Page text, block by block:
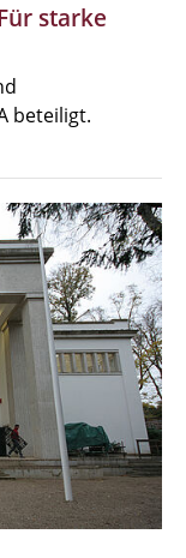
starke
beteiligt.